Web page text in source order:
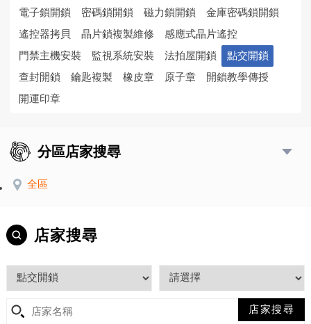
電子鎖開鎖
密碼鎖開鎖 磁力鎖開鎖
金庫密碼鎖開鎖
遙控器拷貝
晶片鎖複製維修
感應式晶片遙控
門禁主機安裝
監視系統安裝 法拍屋開鎖
點交開鎖
查封開鎖
鑰匙複製 橡皮章 原子章
開鎖教學傳授
開運印章
分區店家搜尋
全區
店家搜尋